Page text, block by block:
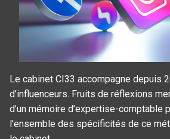
Le cabinet CI33 accompagne depuis
d’influenceurs. Fruits de réflexions
d’un mémoire d’expertise-comptable
l’ensemble des spécificités de ce